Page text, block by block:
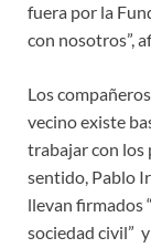
fuera por la
con nosotros”,
Los
vecino existe
trabajar con los
sentido, Pablo
llevan firmados
sociedad civil”